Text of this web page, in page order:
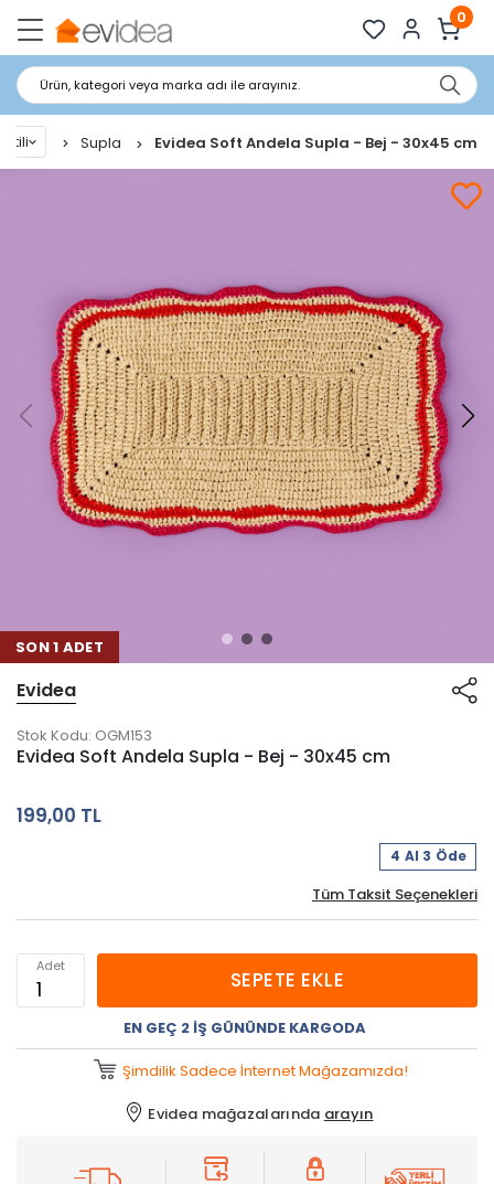
0
Ürün, kategori veya marka adı ile arayınız.
Supla Evidea Soft Andela Supla - Bej - 30x45 cm
SON 1 ADET
Evidea
Stok Kodu: OGM153
Evidea Soft Andela Supla - Bej - 30x45 cm
199,00 TL
4 Al 3 Öde
Tüm Taksit Seçenekleri
Adet
SEPETE EKLE
EN GEÇ 2 İŞ GÜNÜNDE KARGODA
Şimdilik Sadece İnternet Mağazamızda!
Evidea mağazalarında arayın